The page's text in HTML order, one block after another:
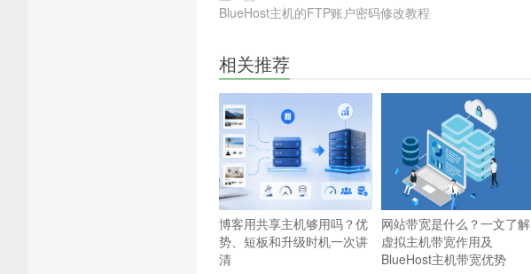
BlueHost主机的FTP账户密码修改教程
相关推荐
博客用共享主机够用吗？优
势、短板和升级时机一次讲
清
网站带宽是什么？一文了解
虚拟主机带宽作用及
BlueHost主机带宽优势